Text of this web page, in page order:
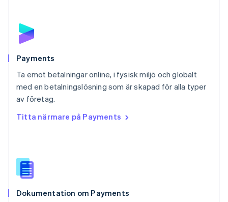
Payments
Ta emot betalningar online, i fysisk miljö och globalt
med en betalningslösning som är skapad för alla typer
av företag.
Titta närmare på Payments
Dokumentation om Payments
Portugal
Português
English
DeutschFrançaisItalianoEnglish
Singapore
English简体中文
English
Español
Storbritannien
Sverige